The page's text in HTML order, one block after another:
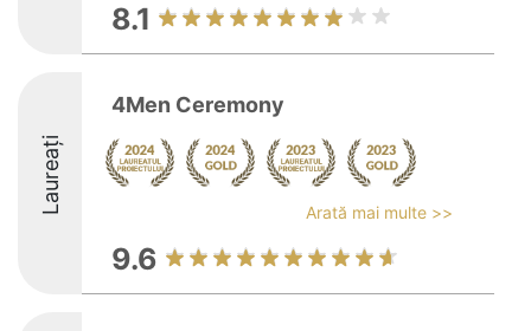
8.1
Laureați
4Men Ceremony
Arată mai multe >>
9.6